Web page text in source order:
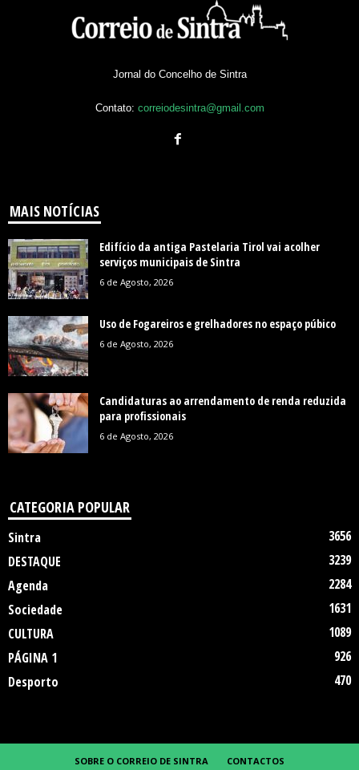
Jornal do Concelho de Sintra
Contato: correiodesintra@gmail.com
MAIS NOTÍCIAS
Edifício da antiga Pastelaria Tirol vai acolher
serviços municipais de Sintra
6 de Agosto, 2026
Uso de Fogareiros e grelhadores no espaço púbico
6 de Agosto, 2026
Candidaturas ao arrendamento de renda reduzida
para profissionais
6 de Agosto, 2026
CATEGORIA POPULAR
Sintra
3656
DESTAQUE
3239
Agenda
2284
Sociedade
1631
CULTURA
1089
PÁGINA 1
926
Desporto
470
SOBRE O CORREIO DE SINTRA CONTACTOS